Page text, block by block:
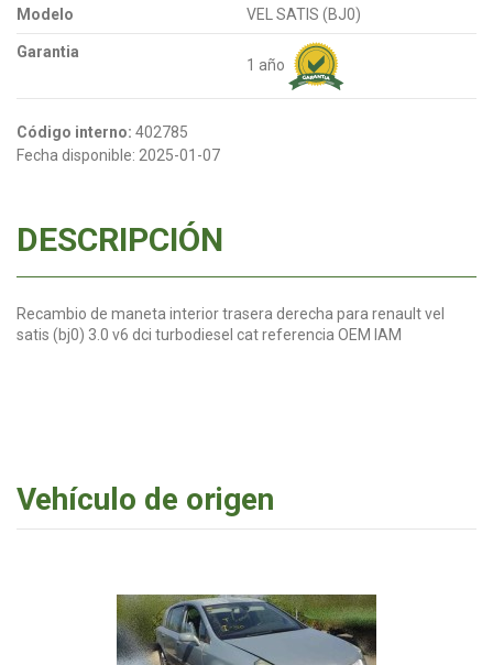
Modelo VEL SATIS (BJ0)
Garantia
1 año
Código interno: 402785
Fecha disponible: 2025-01-07
DESCRIPCIÓN
Recambio de maneta interior trasera derecha para renault vel
satis (bj0) 3.0 v6 dci turbodiesel cat referencia OEM IAM
Vehículo de origen